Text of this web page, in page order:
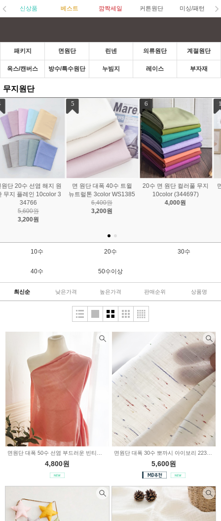
신상품 베스트 깜짝세일 커튼원단 미싱/패턴
패키지 면원단 린넨 의류원단 계절원단
옥스/캔버스 방수/특수원단 누빔지 레이스 부자재
무지원단
면원단 20수 아델 무지원
단 30color 322202
5,600원
4,760원
면원단 40수 톤앤톤 무지
28color WS1392
6,400원
2,400원
면원단 대폭 20수 바이오
워싱 뉴코하스 31color 2
235132
10수 20수 30수
40수 50수이상
최신순 낮은가격 높은가격 판매순위 상품명
4,800원 5,600원